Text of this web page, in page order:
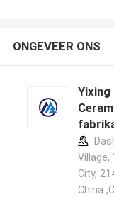
ONGEVEER ONS
Yixing
Village,
City,
China